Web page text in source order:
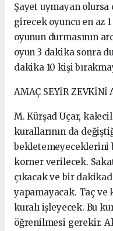
Şayet uymayan
girecek oyuncu en az
oyunun durmasının
oyun 3 dakika sonra
dakika 10 kişi
AMAÇ SEYİR ZEVKİNİ
M. Kürşad Uçar,
kurallarının da
bekletemeyeceklerini
korner verilecek.
çıkacak ve bir
yapamayacak. Taç ve
kuralı işleyecek. Bu
öğrenilmesi gerekir.